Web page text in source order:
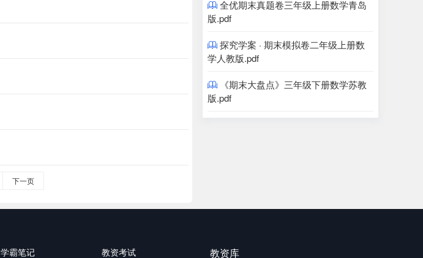
下一页
 全优期末真题卷三年级上册数学青岛
版.pdf
 探究学案 · 期末模拟卷二年级上册数
学人教版.pdf

《期末大盘点》三年级下册数学苏教
版.pdf
学霸笔记 教资考试 教资库